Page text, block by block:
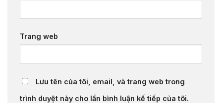
Trang web
Lưu tên của tôi, email, và trang web trong
trình duyệt này cho lần bình luận kế tiếp của tôi.